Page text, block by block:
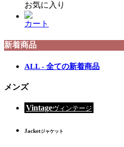
お気に入り
カート
新着商品
ALL - 全ての新着商品
メンズ
Vintageヴィンテージ
Jacketジャケット